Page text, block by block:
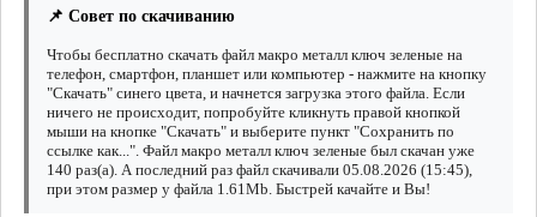
📌 Совет по скачиванию
Чтобы бесплатно скачать файл макро металл ключ зеленые на
телефон, смартфон, планшет или компьютер - нажмите на кнопку
"Скачать" синего цвета, и начнется загрузка этого файла. Если
ничего не происходит, попробуйте кликнуть правой кнопкой
мыши на кнопке "Скачать" и выберите пункт "Сохранить по
ссылке как...". Файл макро металл ключ зеленые был скачан уже
140 раз(а). А последний раз файл скачивали 05.08.2026 (15:45),
при этом размер у файла 1.61Mb. Быстрей качайте и Вы!